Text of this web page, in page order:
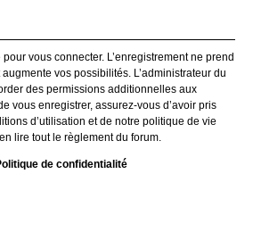
vous connecter. L’enregistrement ne prend
vos possibilités. L’administrateur du
des permissions additionnelles aux
vous enregistrer, assurez-vous d’avoir pris
d’utilisation et de notre politique de vie
lire tout le règlement du forum.
de confidentialité